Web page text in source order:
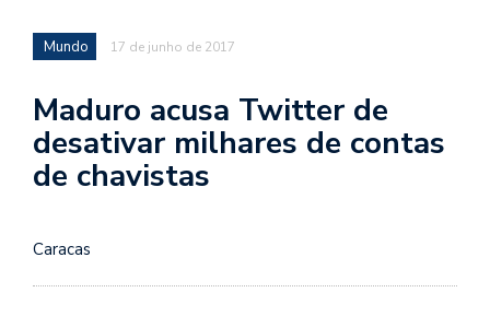
Mundo 17 de junho de 2017
Maduro acusa Twitter de
desativar milhares de contas
de chavistas
Caracas